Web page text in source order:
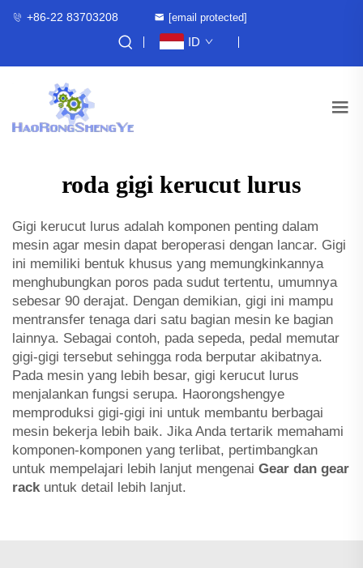
+86-22 83703208 [email protected]
ID
roda gigi kerucut lurus
Gigi kerucut lurus adalah komponen penting dalam
mesin agar mesin dapat beroperasi dengan lancar. Gigi
ini memiliki bentuk khusus yang memungkinkannya
menghubungkan poros pada sudut tertentu, umumnya
sebesar 90 derajat. Dengan demikian, gigi ini mampu
mentransfer tenaga dari satu bagian mesin ke bagian
lainnya. Sebagai contoh, pada sepeda, pedal memutar
gigi-gigi tersebut sehingga roda berputar akibatnya.
Pada mesin yang lebih besar, gigi kerucut lurus
menjalankan fungsi serupa. Haorongshengye
memproduksi gigi-gigi ini untuk membantu berbagai
mesin bekerja lebih baik. Jika Anda tertarik memahami
komponen-komponen yang terlibat, pertimbangkan
untuk mempelajari lebih lanjut mengenai Gear dan gear
rack untuk detail lebih lanjut.